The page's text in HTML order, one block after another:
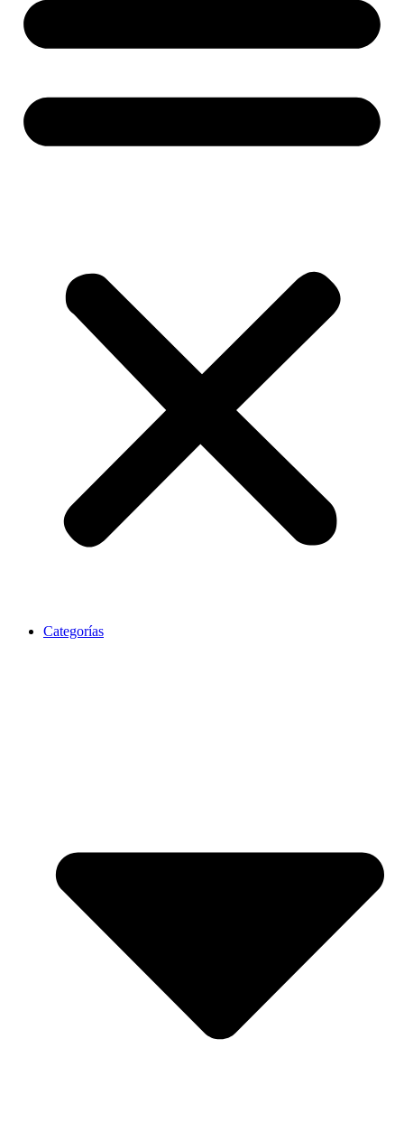
Categorías